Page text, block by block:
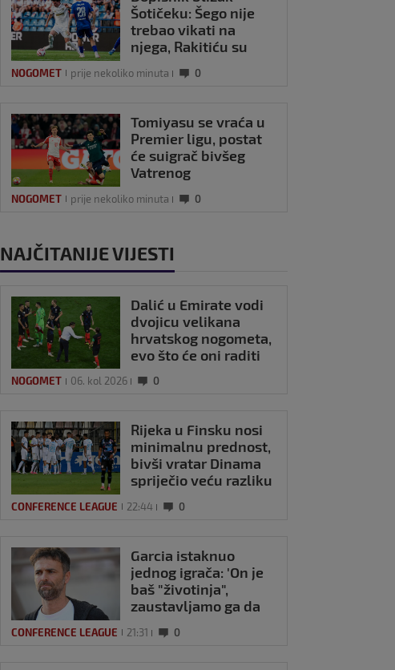
Šotičeku: Šego nije
trebao vikati na
njega, Rakitiću su
dinamovci…
NOGOMET prije nekoliko minuta 0
Tomiyasu se vraća u
Premier ligu, postat
će suigrač bivšeg
Vatrenog
NOGOMET prije nekoliko minuta 0
NAJČITANIJE VIJESTI
Dalić u Emirate vodi
dvojicu velikana
hrvatskog nogometa,
evo što će oni raditi
NOGOMET 06. kol 2026 0
Rijeka u Finsku nosi
minimalnu prednost,
bivši vratar Dinama
spriječio veću razliku
CONFERENCE LEAGUE 22:44 0
Garcia istaknuo
jednog igrača: 'On je
baš "životinja",
zaustavljamo ga da
CONFERENCE LEAGUE 21:31 0